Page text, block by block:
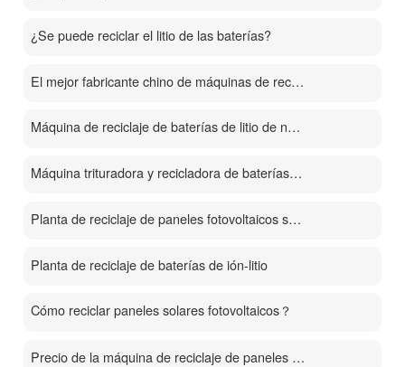
¿Se puede reciclar el litio de las baterías?
El mejor fabricante chino de máquinas de reciclaje de baterías de iones de litio
Máquina de reciclaje de baterías de litio de nueva generación 2026
Máquina trituradora y recicladora de baterías de litio
Planta de reciclaje de paneles fotovoltaicos solares de polisilicio
Planta de reciclaje de baterías de ión-litio
Cómo reciclar paneles solares fotovoltaicos？
Precio de la máquina de reciclaje de paneles solares fotovoltaicos